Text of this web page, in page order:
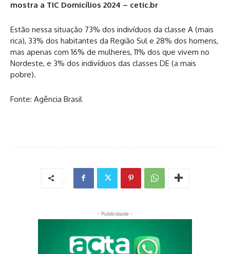
mostra a TIC Domicílios 2024 – cetic.br
Estão nessa situação 73% dos indivíduos da classe A (mais
rica), 33% dos habitantes da Região Sul e 28% dos homens,
mas apenas com 16% de mulheres, 11% dos que vivem no
Nordeste, e 3% dos indivíduos das classes DE (a mais
pobre).
Fonte: Agência Brasil
- Publicidade -